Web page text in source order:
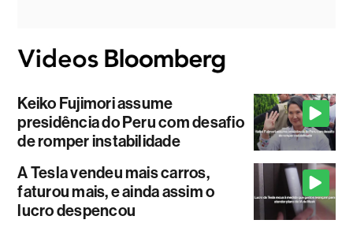
Keiko Fujimori assume
presidência do Peru com desafio
de romper instabilidade
A Tesla vendeu mais carros,
faturou mais, e ainda assim o
lucro despencou